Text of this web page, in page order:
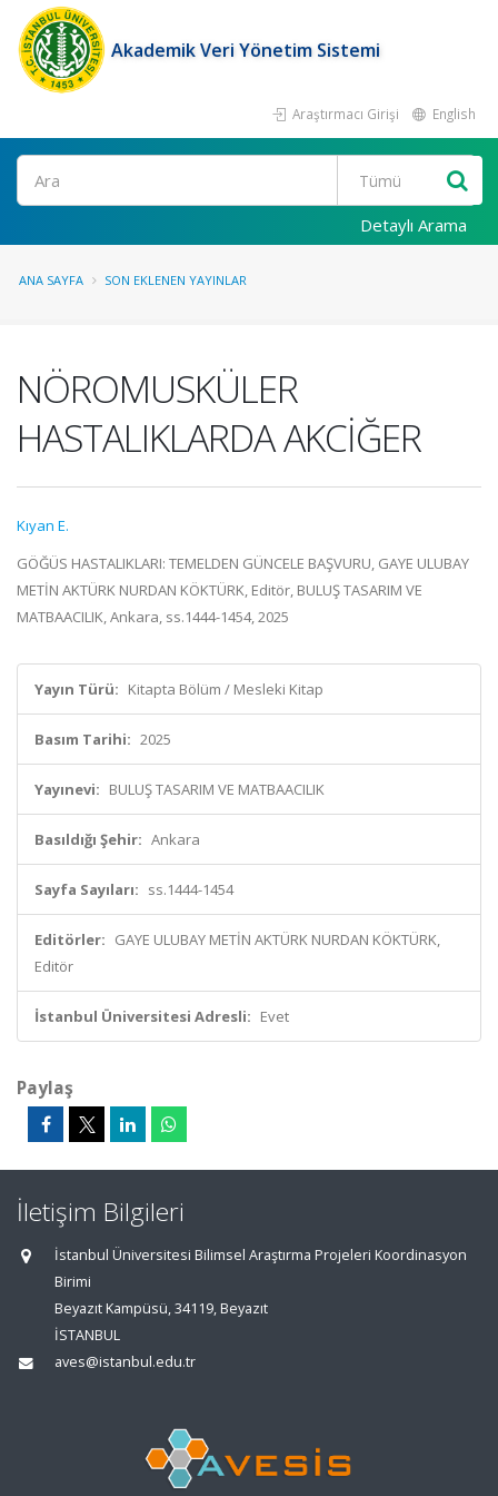
Akademik Veri Yönetim Sistemi
Araştırmacı Girişi English
Ara
Detaylı Arama
ANA SAYFA SON EKLENEN YAYINLAR
NÖROMUSKÜLER
HASTALIKLARDA AKCİĞER
Kıyan E.
GÖĞÜS HASTALIKLARI: TEMELDEN GÜNCELE BAŞVURU, GAYE ULUBAY
METİN AKTÜRK NURDAN KÖKTÜRK, Editör, BULUŞ TASARIM VE
MATBAACILIK, Ankara, ss.1444-1454, 2025
Yayın Türü: Kitapta Bölüm / Mesleki Kitap
Basım Tarihi: 2025
Yayınevi: BULUŞ TASARIM VE MATBAACILIK
Basıldığı Şehir: Ankara
Sayfa Sayıları: ss.1444-1454
Editörler: GAYE ULUBAY METİN AKTÜRK NURDAN KÖKTÜRK,
Editör
İstanbul Üniversitesi Adresli: Evet
Paylaş
İletişim Bilgileri
İstanbul Üniversitesi Bilimsel Araştırma Projeleri Koordinasyon
Birimi
Beyazıt Kampüsü, 34119, Beyazıt
İSTANBUL
aves@istanbul.edu.tr